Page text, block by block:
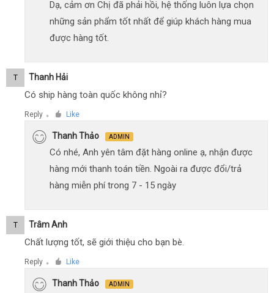
Dạ, cảm ơn Chị đã phải hồi, hệ thống luôn lựa chọn
những sản phẩm tốt nhất để giúp khách hàng mua
được hàng tốt.
T Thanh Hải
Có ship hàng toàn quốc không nhỉ?
Reply ● Like
Thanh Thảo ADMIN
Có nhé, Anh yên tâm đặt hàng online ạ, nhận được
hàng mới thanh toán tiền. Ngoài ra được đổi/trả
hàng miễn phí trong 7 - 15 ngày
T Trâm Anh
Chất lượng tốt, sẽ giới thiệu cho bạn bè.
Reply ● Like
Thanh Thảo ADMIN